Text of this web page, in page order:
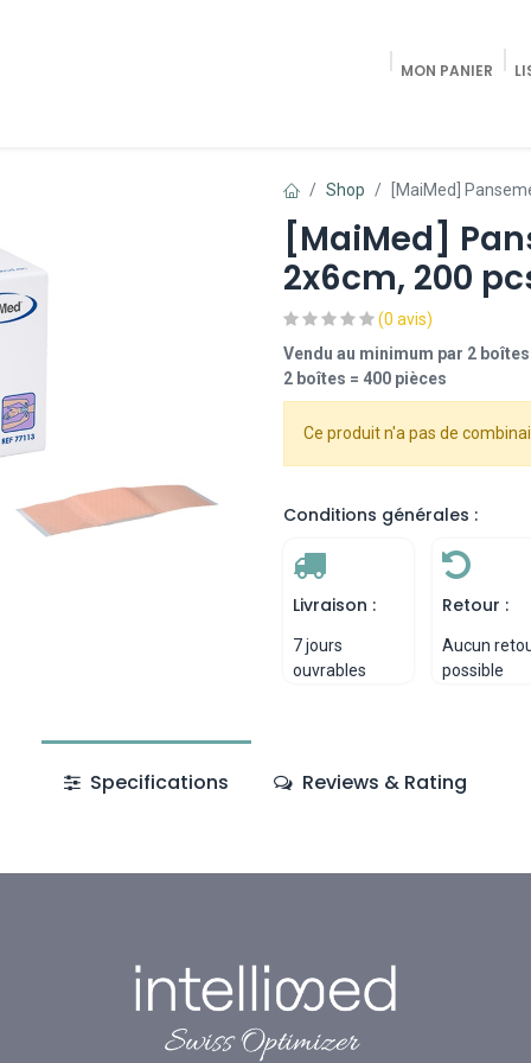
MON PANIER
Shop [MaiMed]
[MaiMed]
2x6cm, 200
(0 avis)
Vendu au minimum par 2
2 boîtes = 400 pièces
Ce produit n'a pas de
Conditions générales :
Livraison :
7 jours
ouvrables
Retour :
Aucun
possible
Specifications Reviews & Rating